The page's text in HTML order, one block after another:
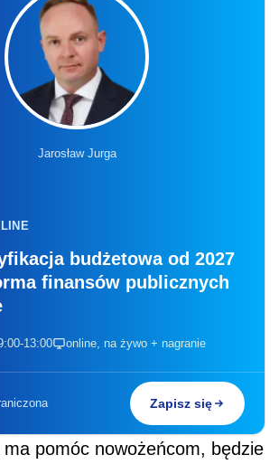
Jarosław Jurga
budżetowa od 2027
finansów publicznych
13:00 online, na żywo + nagranie
Zapisz się
pomóc nowożeńcom, będzie